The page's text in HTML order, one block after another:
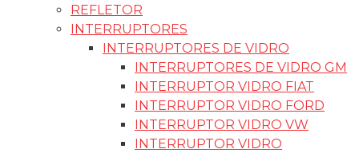
REFLETOR
INTERRUPTORES
INTERRUPTORES DE VIDRO
INTERRUPTORES DE VIDRO GM
INTERRUPTOR VIDRO FIAT
INTERRUPTOR VIDRO FORD
INTERRUPTOR VIDRO VW
INTERRUPTOR VIDRO